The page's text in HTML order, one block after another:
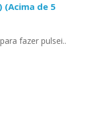
(Acima de 5
fazer pulsei..